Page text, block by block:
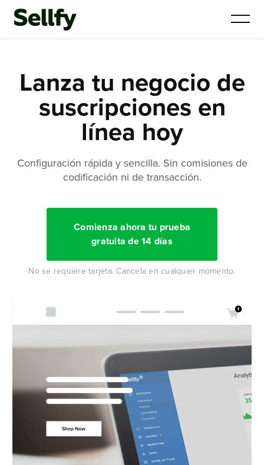
Lanza tu negocio de
suscripciones en
línea hoy
Configuración rápida y sencilla. Sin comisiones de
codificación ni de transacción.
Comienza ahora tu prueba
gratuita de 14 días
No se requiere tarjeta. Cancela en cualquier momento.